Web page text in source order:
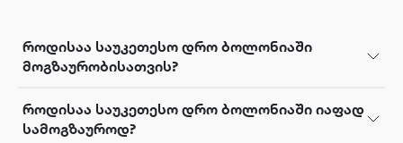
როდისაა საუკეთესო დრო ბოლონიაში
მოგზაურობისათვის?
როდისაა საუკეთესო დრო ბოლონიაში იაფად
სამოგზაუროდ?